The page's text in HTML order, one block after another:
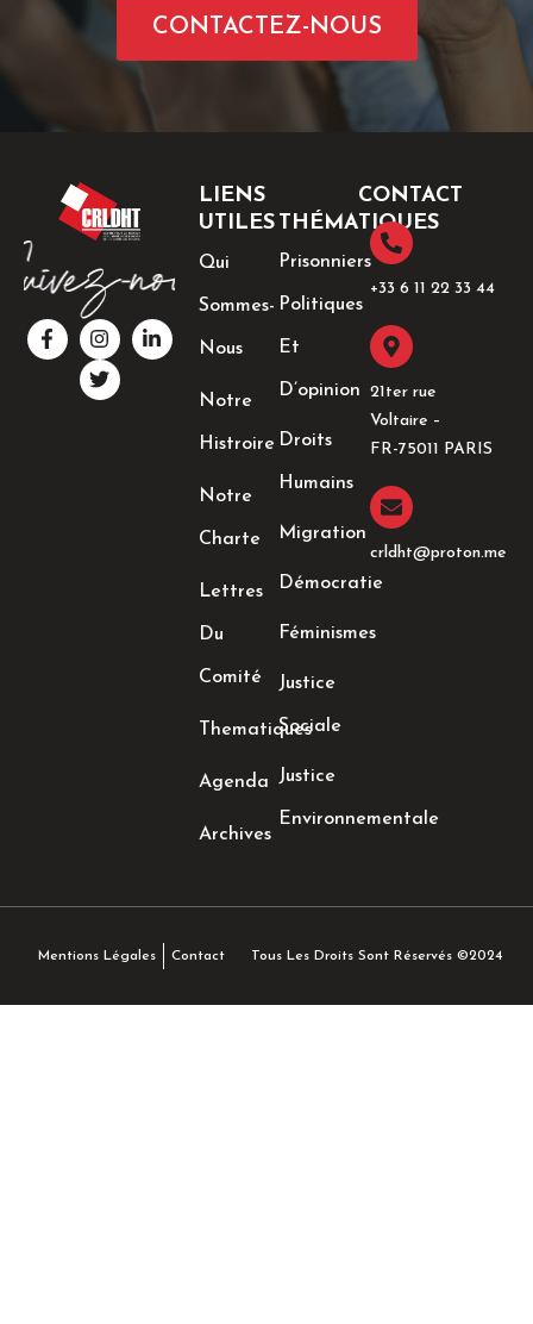
CONTACTEZ-NOUS
F
a
c
I
n
s
t
a
L
i
n
T
w
i
t
t
LIENS
UTILES
Qui
Sommes-
Nous
Notre
Histroire
Notre
Charte
Lettres
Du
Comité
Thematiques
Agenda
Archives
THÉMATIQUES
Prisonniers
Politiques
Et
D’opinion
Droits
Humains
Migration
Démocratie
Féminismes
Justice
Sociale
Justice
Environnementale
CONTACT
+33 6 11 22 33 44​
21ter rue
Voltaire –
FR-75011 PARIS
crldht@proton.me
Mentions Légales Contact Tous Les Droits Sont Réservés ©2024